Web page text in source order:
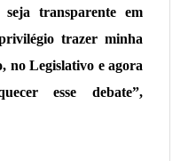
transparente em
trazer minha
no Legislativo e agora
esse debate”,